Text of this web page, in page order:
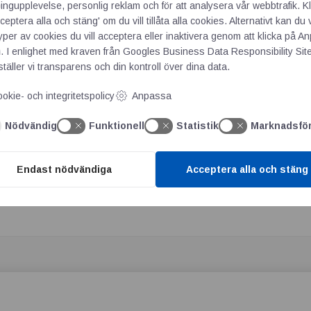
kräver COBRA DH-serien ingen ytterligare installation
med intuitiv meny, vilket möjliggör styrning och
såsom aktuellt vakuumnivå eller pumphastighet.
är vakuumpumparna redo för Industri 4.0. De stöder ett
kan fjärrstyra COBRA DH-pumpar via en webbserver och
RS-485 och ProfiNet möjliggör dessutom sömlös integration
här
personlig reklam och för att analysera vår webbtrafik.
alla och stäng' om du vill tillåta alla cookies. Alternativt kan du
av cookies du vill acceptera eller inaktivera genom att klicka på
I enlighet med kraven från Googles Business Data Responsibility
vi transparens och din kontroll över dina data.
och integritetspolicy Anpassa
Nödvändig Funktionell Statistik
Endast nödvändiga Acceptera alla och stäng